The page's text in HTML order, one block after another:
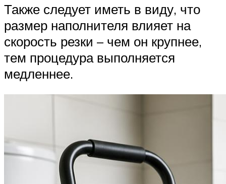
Также следует иметь в виду, что
размер наполнителя влияет на
скорость резки – чем он крупнее,
тем процедура выполняется
медленнее.